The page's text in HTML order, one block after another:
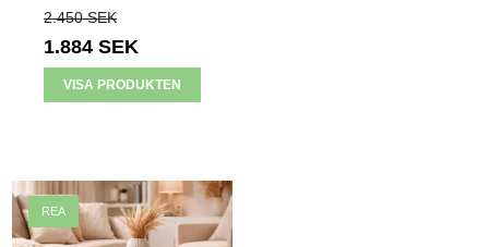
2.450 SEK
1.884 SEK
VISA PRODUKTEN
REA